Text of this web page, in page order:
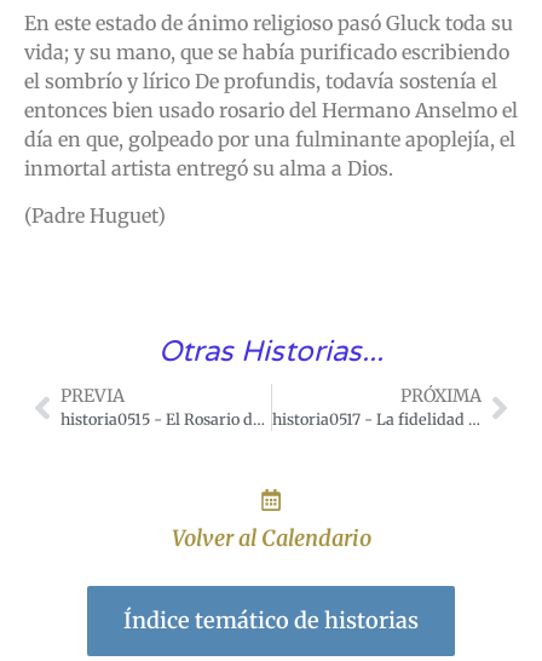
En este estado de ánimo religioso pasó Gluck toda su
vida; y su mano, que se había purificado escribiendo
el sombrío y lírico De profundis, todavía sostenía el
entonces bien usado rosario del Hermano Anselmo el
día en que, golpeado por una fulminante apoplejía, el
inmortal artista entregó su alma a Dios.
(Padre Huguet)
Otras Historias...
PREVIA
historia0515 - El Rosario del Rey Luis XIV
PRÓXIMA
historia0517 - La fidelidad de los famosos artistas Haydn y Mozart al rezo del rosario
Volver al Calendario
Índice temático de historias